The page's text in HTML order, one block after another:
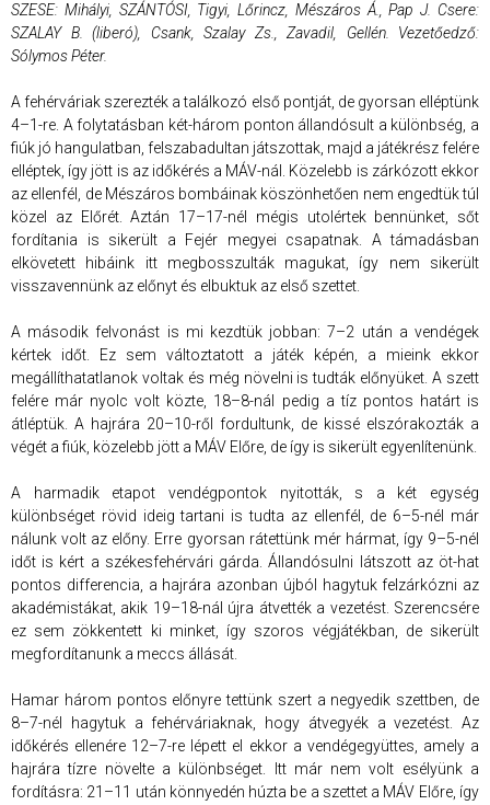
SZESE: Mihályi, SZÁNTÓSI, Tigyi, Lőrincz, Mészáros Á., Pap J. Csere:
SZALAY B. (liberó), Csank, Szalay Zs., Zavadil, Gellén. Vezetőedző:
Sólymos Péter.
A fehérváriak szerezték a találkozó első pontját, de gyorsan elléptünk
4–1-re. A folytatásban két-három ponton állandósult a különbség, a
fiúk jó hangulatban, felszabadultan játszottak, majd a játékrész felére
elléptek, így jött is az időkérés a MÁV-nál. Közelebb is zárkózott ekkor
az ellenfél, de Mészáros bombáinak köszönhetően nem engedtük túl
közel az Előrét. Aztán 17–17-nél mégis utolértek bennünket, sőt
fordítania is sikerült a Fejér megyei csapatnak. A támadásban
elkövetett hibáink itt megbosszulták magukat, így nem sikerült
visszavennünk az előnyt és elbuktuk az első szettet.
A második felvonást is mi kezdtük jobban: 7–2 után a vendégek
kértek időt. Ez sem változtatott a játék képén, a mieink ekkor
megállíthatatlanok voltak és még növelni is tudták előnyüket. A szett
felére már nyolc volt közte, 18–8-nál pedig a tíz pontos határt is
átléptük. A hajrára 20–10-ről fordultunk, de kissé elszórakozták a
végét a fiúk, közelebb jött a MÁV Előre, de így is sikerült egyenlítenünk.
A harmadik etapot vendégpontok nyitották, s a két egység
különbséget rövid ideig tartani is tudta az ellenfél, de 6–5-nél már
nálunk volt az előny. Erre gyorsan rátettünk mér hármat, így 9–5-nél
időt is kért a székesfehérvári gárda. Állandósulni látszott az öt-hat
pontos differencia, a hajrára azonban újból hagytuk felzárkózni az
akadémistákat, akik 19–18-nál újra átvették a vezetést. Szerencsére
ez sem zökkentett ki minket, így szoros végjátékban, de sikerült
megfordítanunk a meccs állását.
Hamar három pontos előnyre tettünk szert a negyedik szettben, de
8–7-nél hagytuk a fehérváriaknak, hogy átvegyék a vezetést. Az
időkérés ellenére 12–7-re lépett el ekkor a vendégegyüttes, amely a
hajrára tízre növelte a különbséget. Itt már nem volt esélyünk a
fordításra: 21–11 után könnyedén húzta be a szettet a MÁV Előre, így